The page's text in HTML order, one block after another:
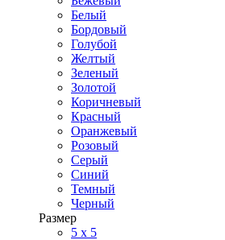
Белый
Бордовый
Голубой
Желтый
Зеленый
Золотой
Коричневый
Красный
Оранжевый
Розовый
Серый
Синий
Темный
Черный
Размер
5 x 5